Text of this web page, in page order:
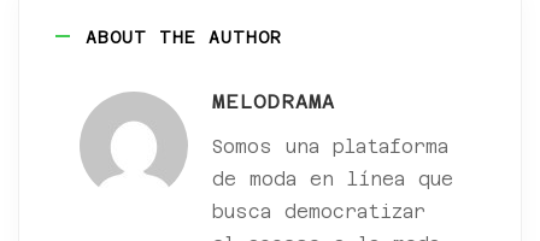
ABOUT THE AUTHOR
MELODRAMA
Somos una plataforma
de moda en línea que
busca democratizar